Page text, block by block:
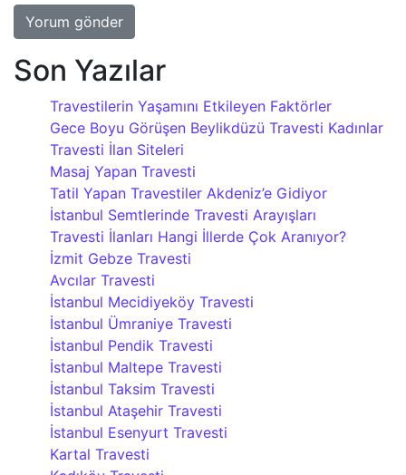
Son Yazılar
Travestilerin Yaşamını Etkileyen Faktörler
Gece Boyu Görüşen Beylikdüzü Travesti Kadınlar
Travesti İlan Siteleri
Masaj Yapan Travesti
Tatil Yapan Travestiler Akdeniz’e Gidiyor
İstanbul Semtlerinde Travesti Arayışları
Travesti İlanları Hangi İllerde Çok Aranıyor?
İzmit Gebze Travesti
Avcılar Travesti
İstanbul Mecidiyeköy Travesti
İstanbul Ümraniye Travesti
İstanbul Pendik Travesti
İstanbul Maltepe Travesti
İstanbul Taksim Travesti
İstanbul Ataşehir Travesti
İstanbul Esenyurt Travesti
Kartal Travesti